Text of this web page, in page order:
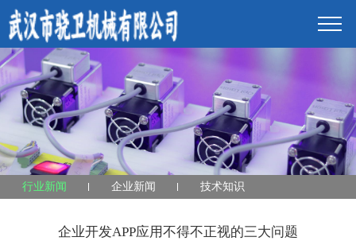
行业新闻 企业新闻 技术知识
企业开发APP应用不得不正视的三大问题